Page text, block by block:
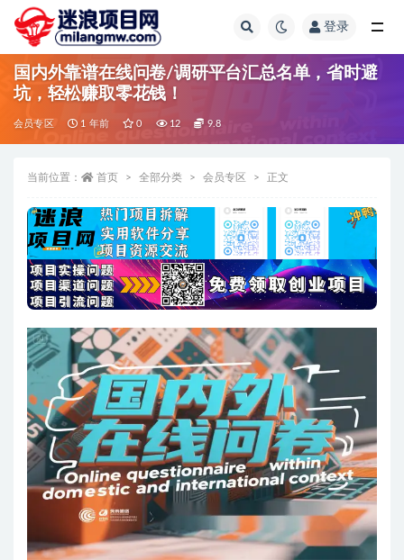
登录
国内外靠谱在线问卷/调研平台汇总名单，省时避
坑，轻松赚取零花钱！
会员专区 1 年前 0 12 9.8
当前位置： 首页 全部分类 会员专区 正文
全部